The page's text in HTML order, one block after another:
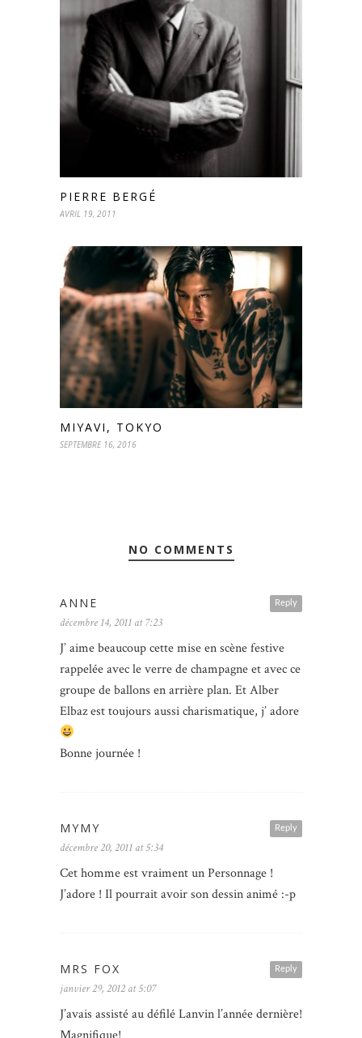
PIERRE BERGÉ
AVRIL 19, 2011
MIYAVI, TOKYO
SEPTEMBRE 16, 2016
NO COMMENTS
Reply
ANNE
décembre 14, 2011 at 7:23
J’ aime beaucoup cette mise en scène festive
rappelée avec le verre de champagne et avec ce
groupe de ballons en arrière plan. Et Alber
Elbaz est toujours aussi charismatique, j’ adore
Bonne journée !
Reply
MYMY
décembre 20, 2011 at 5:34
Cet homme est vraiment un Personnage !
J’adore ! Il pourrait avoir son dessin animé :-p
Reply
MRS FOX
janvier 29, 2012 at 5:07
J’avais assisté au défilé Lanvin l’année dernière!